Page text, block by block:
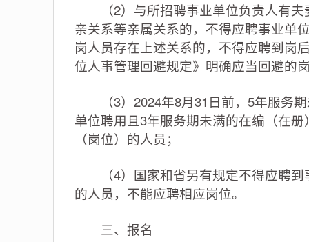
（2）与所招聘事业单位负责人有夫
亲关系等亲属关系的，不得应聘事业单
岗人员存在上述关系的，不得应聘到岗
位人事管理回避规定》明确应当回避的
（3）2024年8月31日前，5年服务期
单位聘用且3年服务期未满的在编（在
（岗位）的人员；
（4）国家和省另有规定不得应聘到
的人员，不能应聘相应岗位。
三、报名